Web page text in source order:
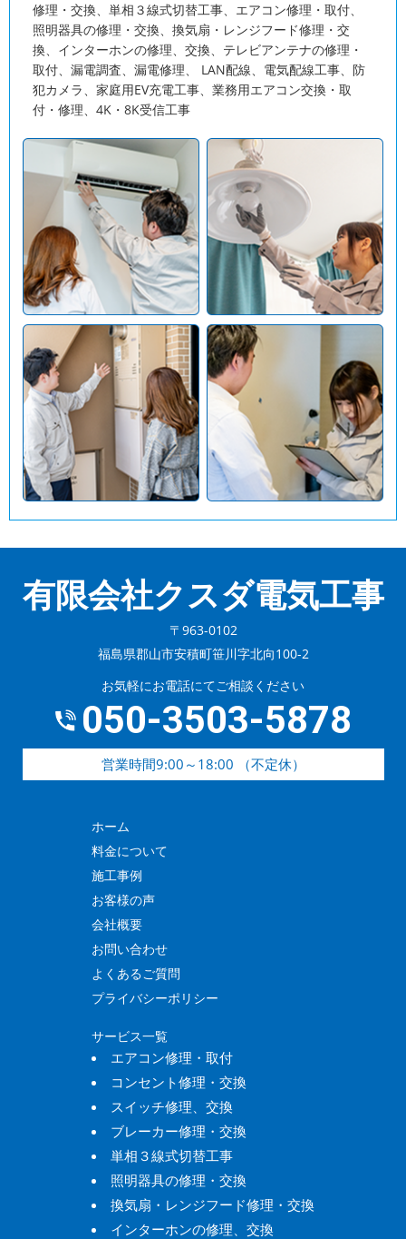
修理・交換、単相３線式切替工事、エアコン修理・取付、
照明器具の修理・交換、換気扇・レンジフード修理・交
換、インターホンの修理、交換、テレビアンテナの修理・
取付、漏電調査、漏電修理、 LAN配線、電気配線工事、防
犯カメラ、家庭用EV充電工事、業務用エアコン交換・取
付・修理、4K・8K受信工事
ホーム
料金について
施工事例
お客様の声
会社概要
お問い合わせ
よくあるご質問
プライバシーポリシー
サービス一覧
エアコン修理・取付
コンセント修理・交換
スイッチ修理、交換
ブレーカー修理・交換
単相３線式切替工事
照明器具の修理・交換
換気扇・レンジフード修理・交換
インターホンの修理、交換
有限会社クスダ電気工事
〒963-0102
福島県郡山市安積町笹川字北向100-2
お気軽にお電話にてご相談ください
050-3503-5878
営業時間9:00～18:00 （不定休）